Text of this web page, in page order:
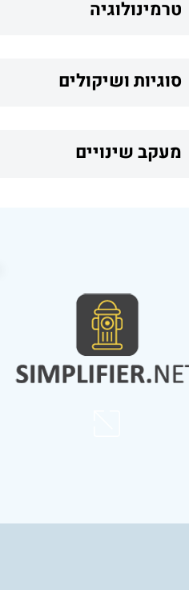
טרמינולוגיה
סוגיות ושיקולים
מעקב שינויים